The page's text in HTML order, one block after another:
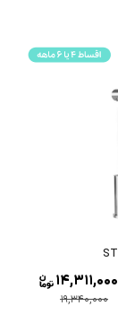
19,340,000
14,311,000